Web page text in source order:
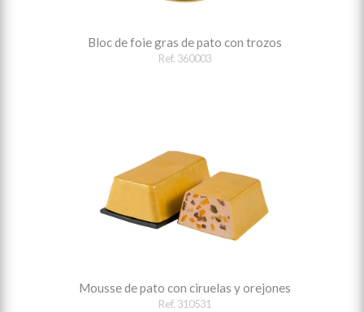
Bloc de foie gras de pato con trozos
Ref. 360003
Mousse de pato con ciruelas y orejones
Ref. 310531